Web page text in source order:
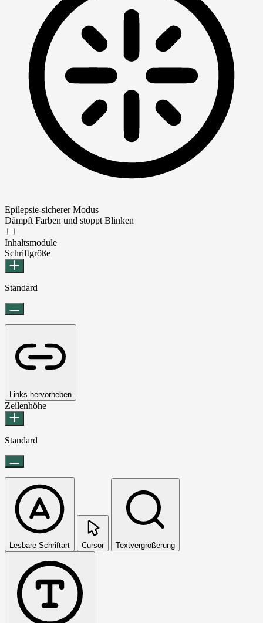
Epilepsie-sicherer Modus
Dämpft Farben und stoppt Blinken
Inhaltsmodule
Schriftgröße
Standard
Links hervorheben
Zeilenhöhe
Standard
Lesbare Schriftart Cursor Textvergrößerung